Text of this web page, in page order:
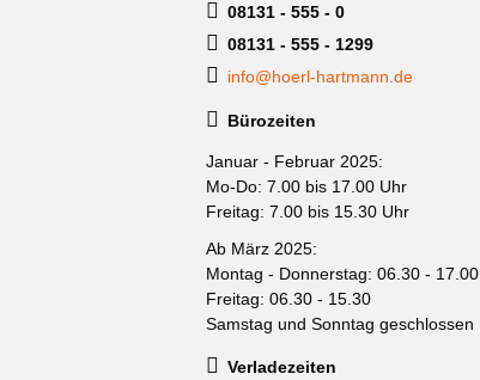
08131 - 555 - 0
08131 - 555 - 1299
info@hoerl-hartmann.de
Bürozeiten
Januar - Februar 2025:
Mo-Do: 7.00 bis 17.00 Uhr
Freitag: 7.00 bis 15.30 Uhr
Ab März 2025:
Montag - Donnerstag: 06.30 - 17.00
Freitag: 06.30 - 15.30
Samstag und Sonntag geschlossen
Verladezeiten